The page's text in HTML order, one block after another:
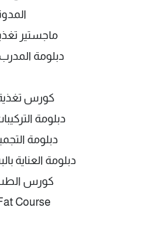
ماجستير
دبلومة
كورس
دبلومة
دبلومة
دبلومة العناية
كورس الطب
Course